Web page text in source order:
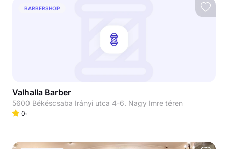
BARBERSHOP
Valhalla Barber
5600 Békéscsaba Irányi utca 4-6. Nagy Imre téren
0